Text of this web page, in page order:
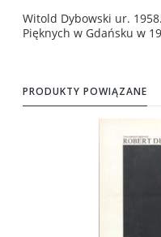
Witold Dybowski ur.
Pięknych w Gdańsku w
PRODUKTY POWIĄZANE